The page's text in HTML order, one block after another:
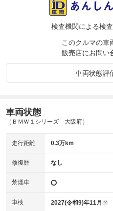
検査機関による検
このクルマの車
販売店にお問い
車両状態評
車両状態
（ＢＭＷ１シリーズ 大阪府）
走行距離 0.3万km
修復歴 なし
禁煙車
車検 2027(令和9)年11月 ?